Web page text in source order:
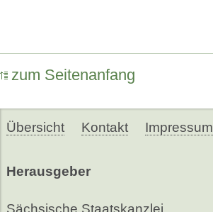
zum Seitenanfang
Übersicht Kontakt Impressum
Herausgeber
Sächsische Staatskanzlei